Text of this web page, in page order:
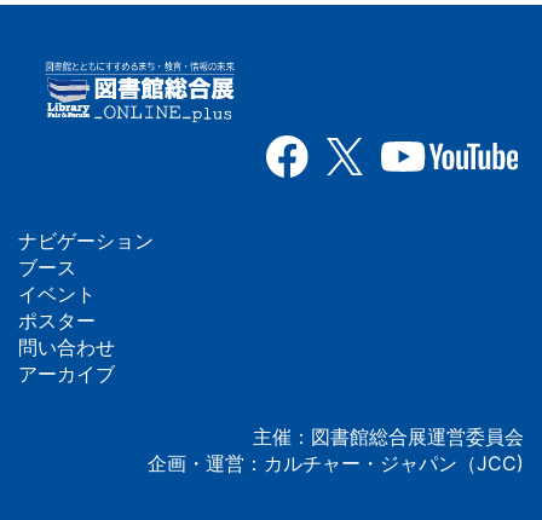
フ
ッ
タ
ナビゲーション
ブース
イベント
ポスター
問い合わせ
アーカイブ
主催：図書館総合展運営委員会
企画・運営：カルチャー・ジャパン（JCC)